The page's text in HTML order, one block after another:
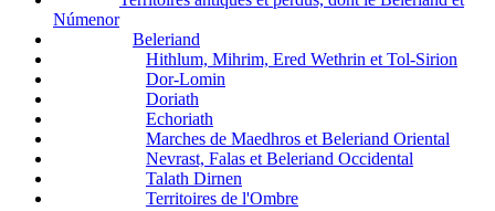
Númenor
Beleriand
Hithlum, Mihrim, Ered Wethrin et Tol-Sirion
Dor-Lomin
Doriath
Echoriath
Marches de Maedhros et Beleriand Oriental
Nevrast, Falas et Beleriand Occidental
Talath Dirnen
Territoires de l'Ombre